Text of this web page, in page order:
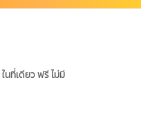
นที่เดียว ฟรี ไม่มี